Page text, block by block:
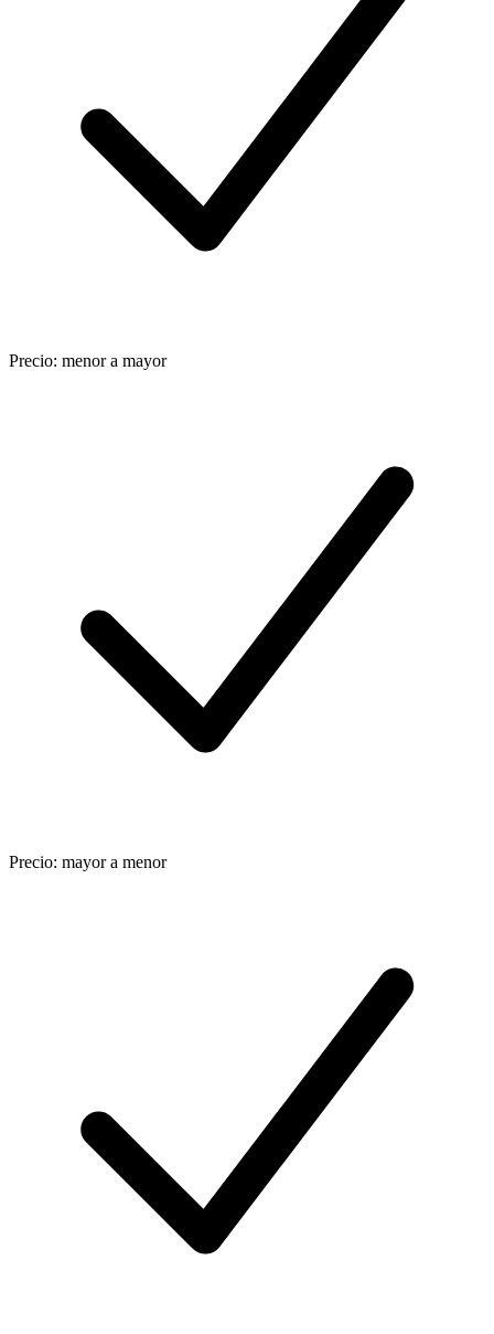
Precio: menor a mayor
Precio: mayor a menor